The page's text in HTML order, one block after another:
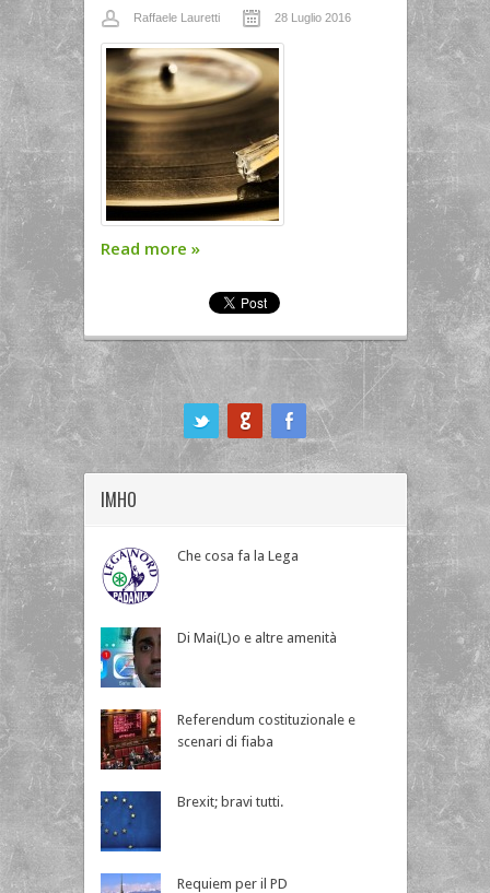
Raffaele Lauretti 28 Luglio 2016
Read more »
IMHO
Che cosa fa la Lega
Di Mai(L)o e altre amenità
Referendum costituzionale e
scenari di fiaba
Brexit; bravi tutti.
Requiem per il PD